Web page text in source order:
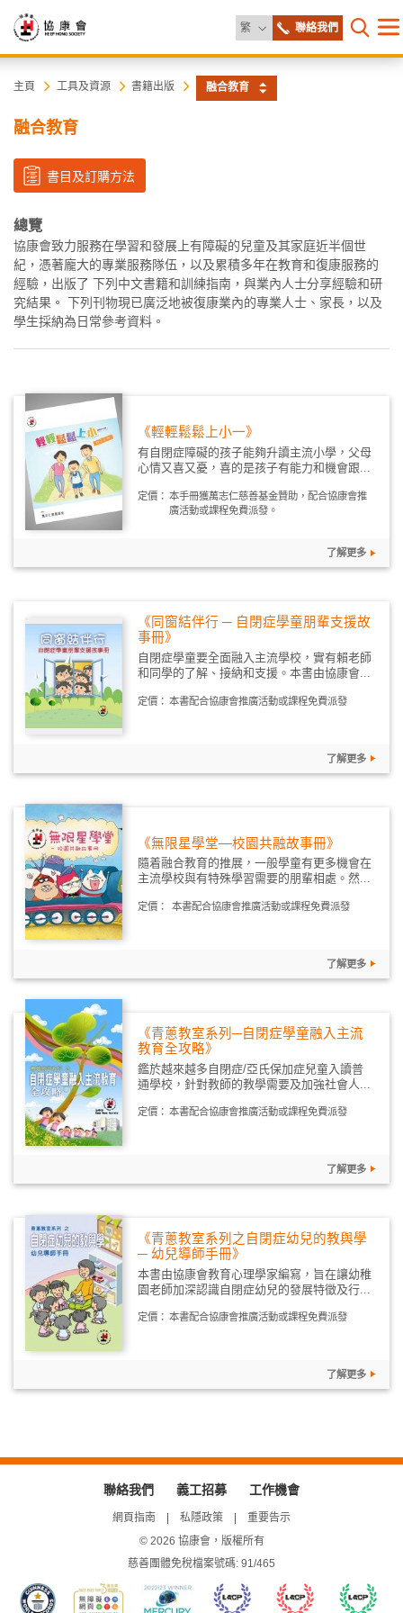
繁 更改語言聯絡我們
打開目
協
康
會
主頁 工具及資源 書籍出版 融合教育
融合教育
書目及訂購方法
總覽
協康會致力服務在學習和發展上有障礙的兒童及其家庭近半個世
紀，憑著龐大的專業服務隊伍，以及累積多年在教育和復康服務的
經驗，出版了 下列中文書籍和訓練指南，與業內人士分享經驗和研
究結果。 下列刊物現已廣泛地被復康業內的專業人士、家長，以及
學生採納為日常參考資料。
《輕輕鬆鬆上小一》
有自閉症障礙的孩子能夠升讀主流小學，父母
心情又喜又憂，喜的是孩子有能力和機會跟...
定價： 本手冊獲萬志仁慈善基金贊助，配合協康會推
廣活動或課程免費派發。
了解更多
《同窗結伴行 ─ 自閉症學童朋輩支援故
事冊》
自閉症學童要全面融入主流學校，實有賴老師
和同學的了解、接納和支援。本書由協康會...
定價： 本書配合協康會推廣活動或課程免費派發
了解更多
《無限星學堂—校園共融故事冊》
隨着融合教育的推展，一般學童有更多機會在
主流學校與有特殊學習需要的朋輩相處。然...
定價： 本書配合協康會推廣活動或課程免費派發
了解更多
《青蔥教室系列─自閉症學童融入主流
教育全攻略》
鑑於越來越多自閉症/亞氏保加症兒童入讀普
通學校，針對教師的教學需要及加強社會人...
定價： 本書配合協康會推廣活動或課程免費派發
了解更多
《青蔥教室系列之自閉症幼兒的教與學
─ 幼兒導師手冊》
本書由協康會教育心理學家編寫，旨在讓幼稚
園老師加深認識自閉症幼兒的發展特徵及行...
定價： 本書配合協康會推廣活動或課程免費派發
了解更多
聯絡我們 義工招募 工作機會
網頁指南 私隱政策
重要告示
© 2026 協康會，版權所有
慈善團體免稅檔案號碼: 91/465